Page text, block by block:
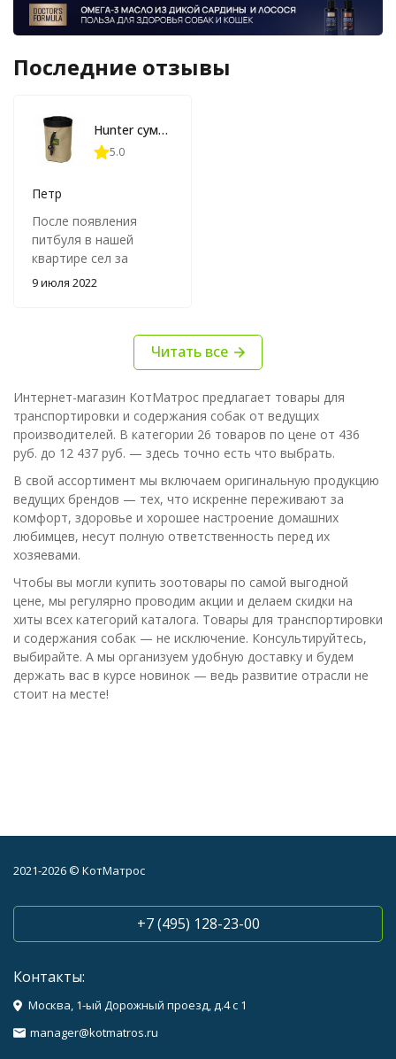
Последние отзывы
Hunter сумочка для лакомств малая простая (без кармана для кликера и клипсы для ремня)
5.0
Петр
После появления
питбуля в нашей
квартире сел за
изучение роликов по
на улице. Вот только
неприятно, когда по
сумочку, размера
хватает для вкусняшек
на одну прогулку.
Благодаря шнуркам
при беге или наклонах
лакомство не
высыпается.
Стирается в машинке
легко.
9 июля 2022
Читать все
Интернет-магазин КотМатрос предлагает товары для
транспортировки и содержания собак от ведущих
производителей. В категории 26 товаров по цене от 436
руб. до 12 437 руб. — здесь точно есть что выбрать.
В свой ассортимент мы включаем оригинальную продукцию
ведущих брендов — тех, что искренне переживают за
комфорт, здоровье и хорошее настроение домашних
любимцев, несут полную ответственность перед их
хозяевами.
Чтобы вы могли купить зоотовары по самой выгодной
цене, мы регулярно проводим акции и делаем скидки на
хиты всех категорий каталога. Товары для транспортировки
и содержания собак — не исключение. Консультируйтесь,
выбирайте. А мы организуем удобную доставку и будем
держать вас в курсе новинок — ведь развитие отрасли не
стоит на месте!
2021-2026 © КотМатрос
+7 (495) 128-23-00
Контакты:
Москва, 1-ый Дорожный проезд, д.4 с 1
manager@kotmatros.ru